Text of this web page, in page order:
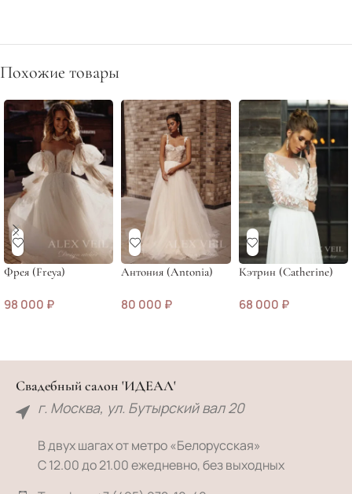
Похожие товары
Фрея (Freya)
98 000 ₽
Антония (Antonia)
80 000 ₽
Кэтрин (Catherine)
68 000 ₽
Свадебный салон 'ИДЕАЛ'
г. Москва, ул. Бутырский вал 20
В двух шагах от метро «Белорусская»
С 12.00 до 21.00 ежедневно, без выходных